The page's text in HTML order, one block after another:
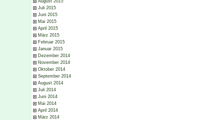
August 2015
Juli 2015
Juni 2015
Mai 2015
April 2015
März 2015
Februar 2015
Januar 2015
Dezember 2014
November 2014
Oktober 2014
September 2014
August 2014
Juli 2014
Juni 2014
Mai 2014
April 2014
März 2014